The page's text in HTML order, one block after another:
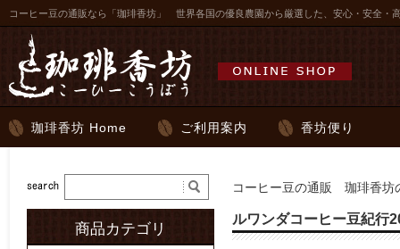
コーヒー豆の通販なら「珈琲香坊」 世界各国の優良農園から厳選した、安心・安全・
珈琲香坊 Home ご利用案内 香坊便り
コーヒー豆の通販 珈琲香坊
ルワンダコーヒー豆紀行
商品カテゴリ